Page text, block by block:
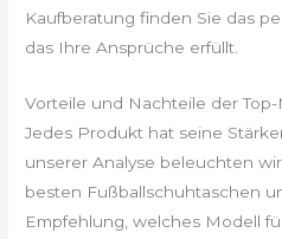
Kaufberatung finden Sie das
das Ihre Ansprüche erfüllt.
Vorteile und Nachteile der
Jedes Produkt hat seine
unserer Analyse beleuchten
besten Fußballschuhtaschen
Empfehlung, welches Modell